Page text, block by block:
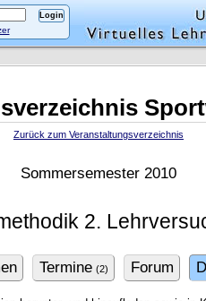
Zurück zum Veranstaltungsverzeichnis
Sommersemester 2010
2.
Termine (2) Forum